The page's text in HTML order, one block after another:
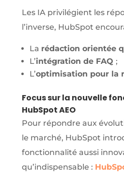
Les IA privilégient les
l’inverse, HubSpot
La rédaction orientée
L’intégration de FAQ ;
L’optimisation pour la
Focus sur la nouvelle
HubSpot AEO
Pour répondre aux
le marché, HubSpot
fonctionnalité aussi
qu’indispensable :